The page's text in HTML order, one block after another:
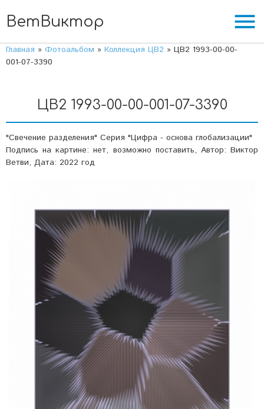
ВетВиктор menu
Главная » Фотоальбом » Коллекция ЦВ2 » ЦВ2 1993-00-00-
001-07-3390
ЦВ2 1993-00-00-001-07-3390
"Свечение разделения" Серия "Цифра - основа глобализации"
Подпись на картине: нет, возможно поставить, Автор: Виктор
Ветви, Дата: 2022 год